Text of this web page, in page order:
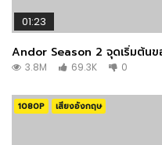
01:23
Andor Season 2 จุดเริ่มต้น
3.8M 69.3K 0
1080P เสียงอังกฤษ